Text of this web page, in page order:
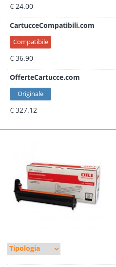
€ 24.00
CartucceCompatibili.com
Compatibile
€ 36.90
OfferteCartucce.com
Originale
€ 327.12